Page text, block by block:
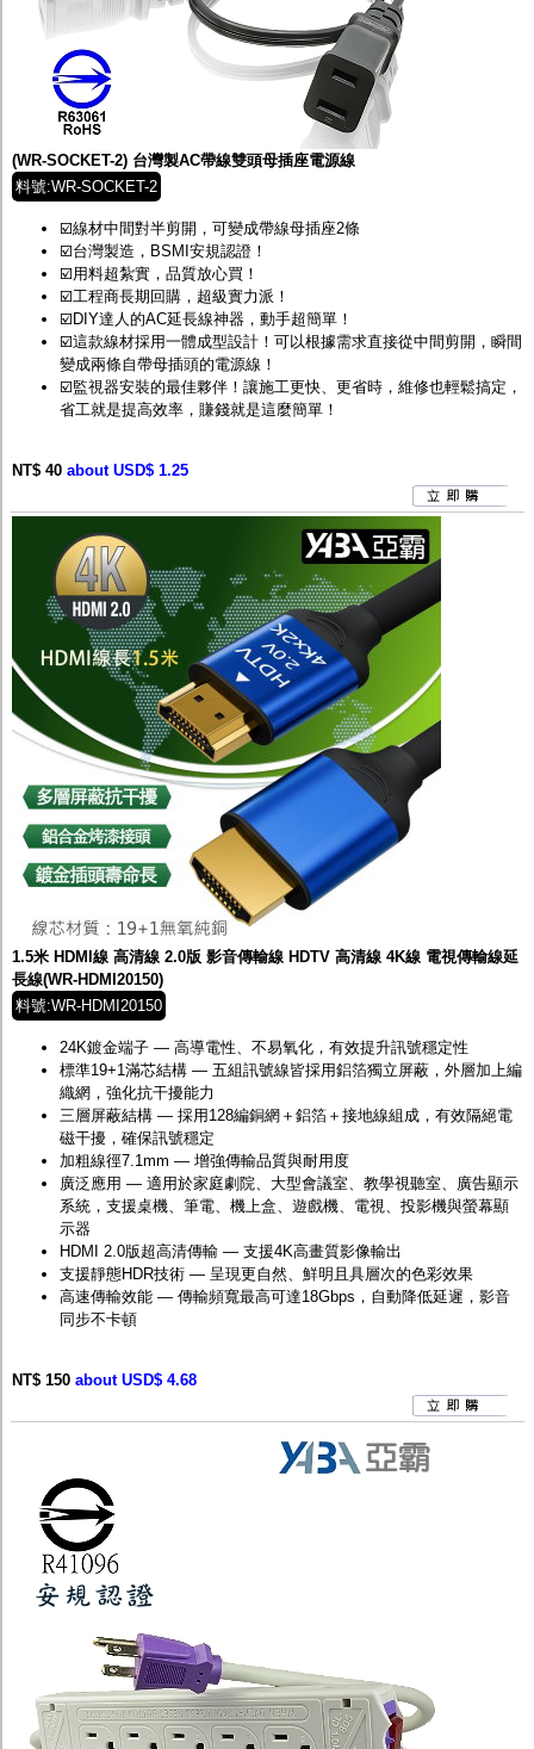
(WR-SOCKET-2) 台灣製AC帶線雙頭母插座電源線
料號:WR-SOCKET-2
☑️線材中間對半剪開，可變成帶線母插座2條
☑️台灣製造，BSMI安規認證！
☑️用料超紮實，品質放心買！
☑️工程商長期回購，超級實力派！
☑️DIY達人的AC延長線神器，動手超簡單！
☑️這款線材採用一體成型設計！可以根據需求直接從中間剪開，瞬間
變成兩條自帶母插頭的電源線！
☑️監視器安裝的最佳夥伴！讓施工更快、更省時，維修也輕鬆搞定，
省工就是提高效率，賺錢就是這麼簡單！
NT$ 40 about USD$ 1.25
1.5米 HDMI線 高清線 2.0版 影音傳輸線 HDTV 高清線 4K線 電視傳輸線延
長線(WR-HDMI20150)
料號:WR-HDMI20150
24K鍍金端子 — 高導電性、不易氧化，有效提升訊號穩定性
標準19+1滿芯結構 — 五組訊號線皆採用鋁箔獨立屏蔽，外層加上編
織網，強化抗干擾能力
三層屏蔽結構 — 採用128編銅網＋鋁箔＋接地線組成，有效隔絕電
磁干擾，確保訊號穩定
加粗線徑7.1mm — 增強傳輸品質與耐用度
廣泛應用 — 適用於家庭劇院、大型會議室、教學視聽室、廣告顯示
系統，支援桌機、筆電、機上盒、遊戲機、電視、投影機與螢幕顯
示器
HDMI 2.0版超高清傳輸 — 支援4K高畫質影像輸出
支援靜態HDR技術 — 呈現更自然、鮮明且具層次的色彩效果
高速傳輸效能 — 傳輸頻寬最高可達18Gbps，自動降低延遲，影音
同步不卡頓
NT$ 150 about USD$ 4.68